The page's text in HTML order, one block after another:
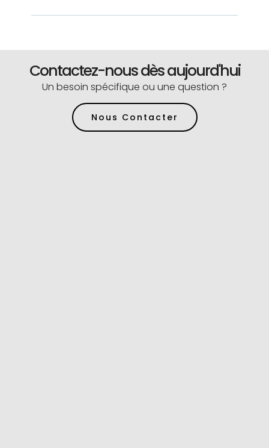
Contactez-nous dès aujourd'hui
Un besoin spécifique ou une question ?
Nous Contacter